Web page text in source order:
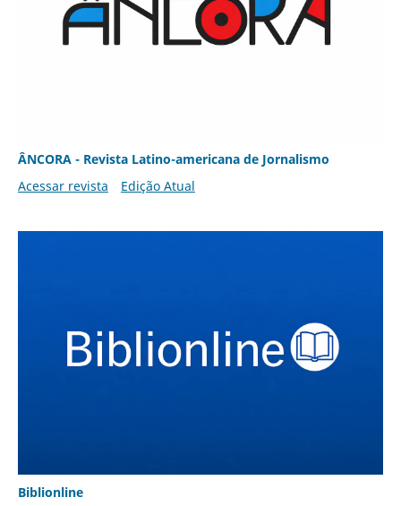
ÂNCORA - Revista Latino-americana de Jornalismo
Acessar revista
Edição Atual
Biblionline